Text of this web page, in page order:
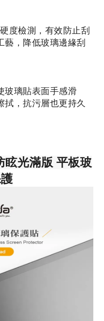
度檢測，有效防止刮
藝，降低玻璃邊緣刮
玻璃貼表面手感滑
拭，抗污層也更持久
眩光滿版 平板玻